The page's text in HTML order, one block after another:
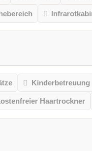
Kinderbetreuung
Haartrockner